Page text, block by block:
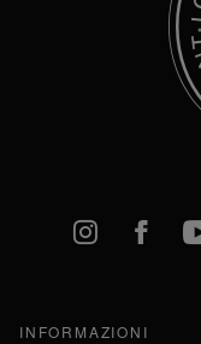
Instagram
INFORMAZIONI